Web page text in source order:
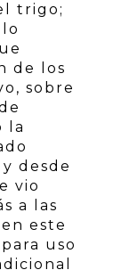
trigo;
de los
sobre
la
desde
vio
a las
este
uso